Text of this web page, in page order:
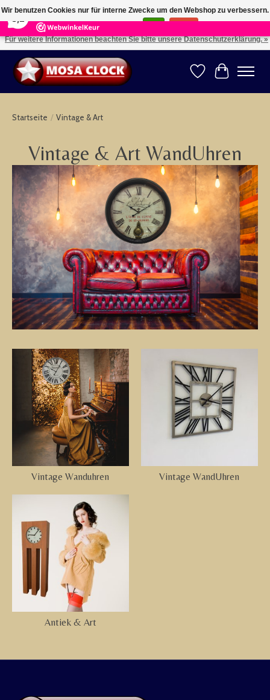
164 Reviews ×
Kies uw taal: NL -- Wählen Sie ihre Sprache: DE -- Choose your language: EN ⇓ ⇒
Wunschzettel
Ihr
Startseite / Vintage & Art
Vintage & Art WandUhren
Vintage Wanduhren Vintage WandUhren
Antiek & Art
Wir benutzen Cookies nur für interne Zwecke um den Webshop zu verbessern.
Ist das in Ordnung?
Für weitere Informationen beachten Sie bitte unsere Datenschutzerklärung. »